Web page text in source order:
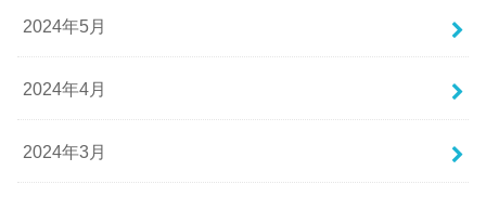
2024年5月
2024年4月
2024年3月